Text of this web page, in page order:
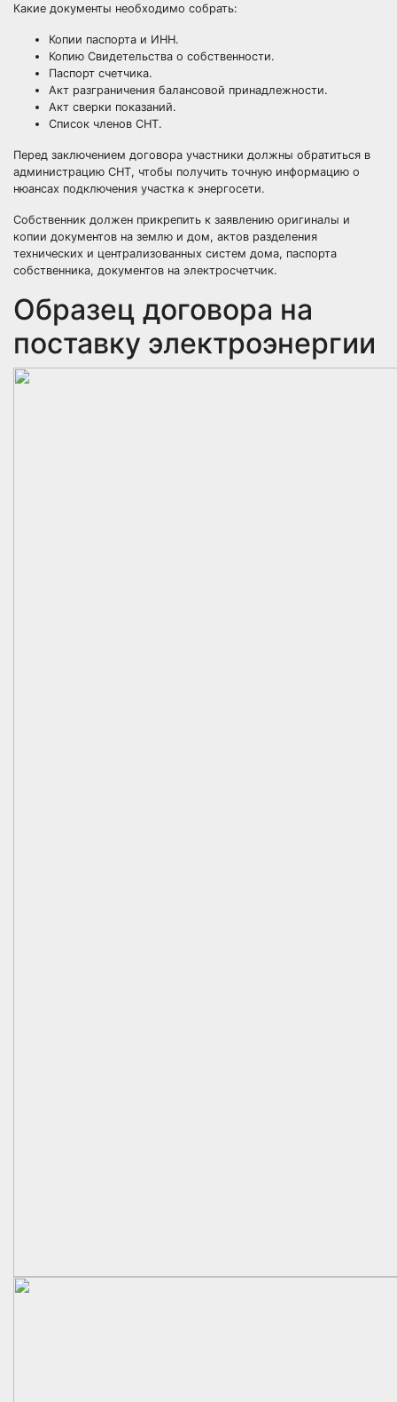
Какие документы необходимо собрать:
Копии паспорта и ИНН.
Копию Свидетельства о собственности.
Паспорт счетчика.
Акт разграничения балансовой принадлежности.
Акт сверки показаний.
Список членов СНТ.
Перед заключением договора участники должны обратиться в
администрацию СНТ, чтобы получить точную информацию о
нюансах подключения участка к энергосети.
Собственник должен прикрепить к заявлению оригиналы и
копии документов на землю и дом, актов разделения
технических и централизованных систем дома, паспорта
собственника, документов на электросчетчик.
Образец договора на
поставку электроэнергии